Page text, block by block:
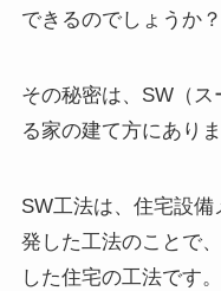
できるのでしょうか？
その秘密は、SW（
る家の建て方にありま
SW工法は、住宅設
発した工法のことで
した住宅の工法です。